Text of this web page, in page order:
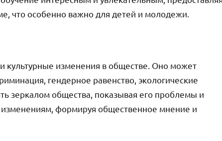
что особенно важно для детей и молодежи.
культурные изменения в обществе. Оно может
гендерное равенство, экологические
зеркалом общества, показывая его проблемы и
формируя общественное мнение и